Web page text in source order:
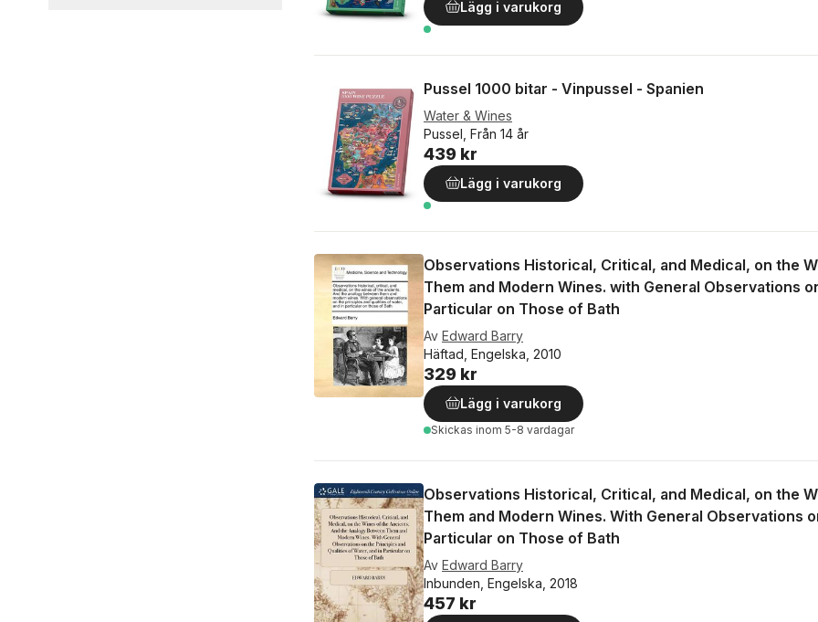
Lägg i varukorg
Pussel 1000 bitar - Vinpussel - Spanien
Water & Wines
Pussel, Från 14 år
439 kr
Lägg i varukorg
Observations Historical, Critical, and Medical, on the
Them and Modern Wines. with General Observations
Particular on Those of Bath
Av Edward Barry
Häftad, Engelska, 2010
329 kr
Lägg i varukorg
Skickas inom 5-8 vardagar
Observations Historical, Critical, and Medical, on the
Them and Modern Wines. With General Observations
Particular on Those of Bath
Av Edward Barry
Inbunden, Engelska, 2018
457 kr